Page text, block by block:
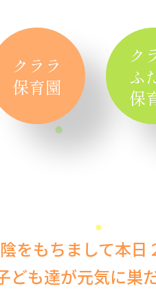
クララ
保育園
ク
ふ
保
をもちまして本
ども達が元気に巣